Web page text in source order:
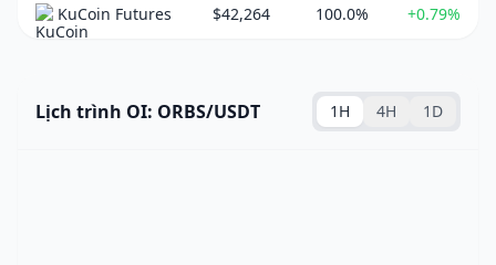
KuCoin Futures $42,264 100.0% +0.79%
Lịch trình OI: ORBS/USDT 1H 4H 1D